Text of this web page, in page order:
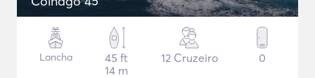
Lancha
45 ft
14 m
12 Cruzeiro 0